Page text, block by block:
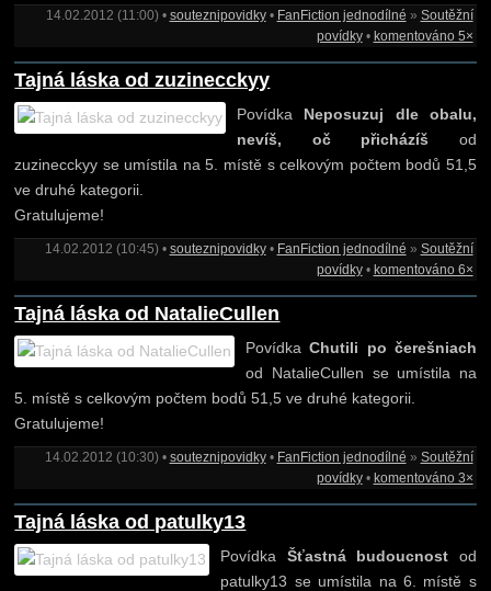
14.02.2012 (11:00) • souteznipovidky• FanFiction jednodílné » Soutěžní
povídky• komentováno 5×
Tajná láska od zuzinecckyy
Povídka Neposuzuj dle obalu,
nevíš, oč přicházíš od
zuzinecckyy se umístila na 5. místě s celkovým počtem bodů 51,5
ve druhé kategorii.
Gratulujeme!
14.02.2012 (10:45) • souteznipovidky• FanFiction jednodílné » Soutěžní
povídky• komentováno 6×
Tajná láska od NatalieCullen
PovídkaChutili po čerešniach
od NatalieCullen se umístila na
5. místě s celkovým počtem bodů 51,5 ve druhé kategorii.
Gratulujeme!
14.02.2012 (10:30) • souteznipovidky• FanFiction jednodílné » Soutěžní
povídky• komentováno 3×
Tajná láska od patulky13
Povídka Šťastná budoucnost od
patulky13 se umístila na 6. místě s